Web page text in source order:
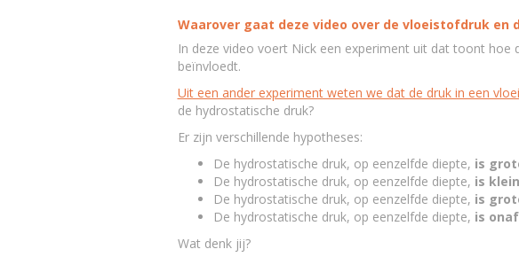
Waarover gaat deze video over de vloeistofdruk en
In deze video voert Nick een experiment uit dat toont hoe
beïnvloedt.
Uit een ander experiment weten we dat de druk in een
de hydrostatische druk?
Er zijn verschillende hypotheses:
De hydrostatische druk, op eenzelfde diepte, is
De hydrostatische druk, op eenzelfde diepte, is
De hydrostatische druk, op eenzelfde diepte, is
De hydrostatische druk, op eenzelfde diepte, is
Wat denk jij?